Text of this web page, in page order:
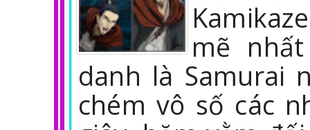
mẽ
danh là Samurai
chém vô số các